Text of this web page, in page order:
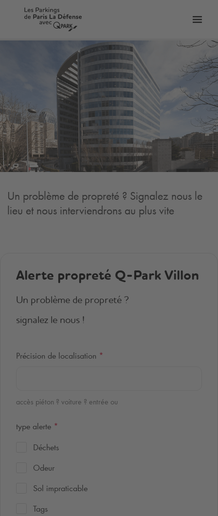
la
Un problème de propreté ? Signalez nous le
lieu et nous interviendrons au plus vite
Alerte propreté Q-Park Villon
Un problème de propreté ?
signalez le nous !
Précision de localisation *
accès piéton ? voiture ? entrée ou
type alerte *
Déchets
Odeur
Sol impraticable
Tags